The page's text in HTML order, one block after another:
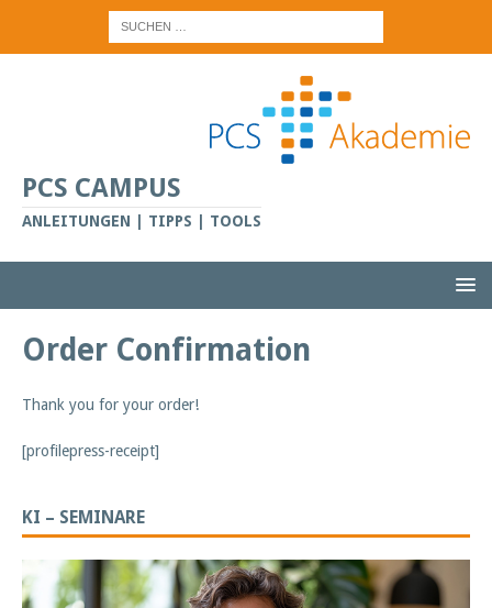
PCS CAMPUS
ANLEITUNGEN | TIPPS | TOOLS
Order Confirmation
Thank you for your order!
[profilepress-receipt]
KI – SEMINARE